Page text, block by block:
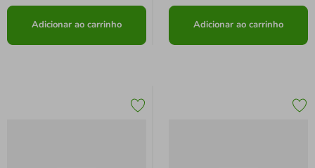
Adicionar ao carrinho Adicionar ao carrinho